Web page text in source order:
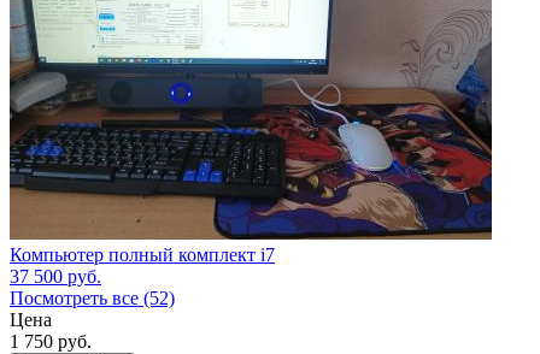
Компьютер полный комплект i7
37 500 руб.
Посмотреть все (52)
Цена
1 750 руб.